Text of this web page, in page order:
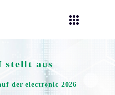
der electronic 2026
stellt aus